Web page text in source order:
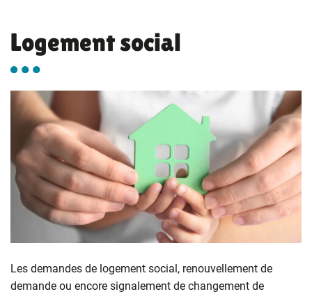
Logement social
Les demandes de logement social, renouvellement de
demande ou encore signalement de changement de